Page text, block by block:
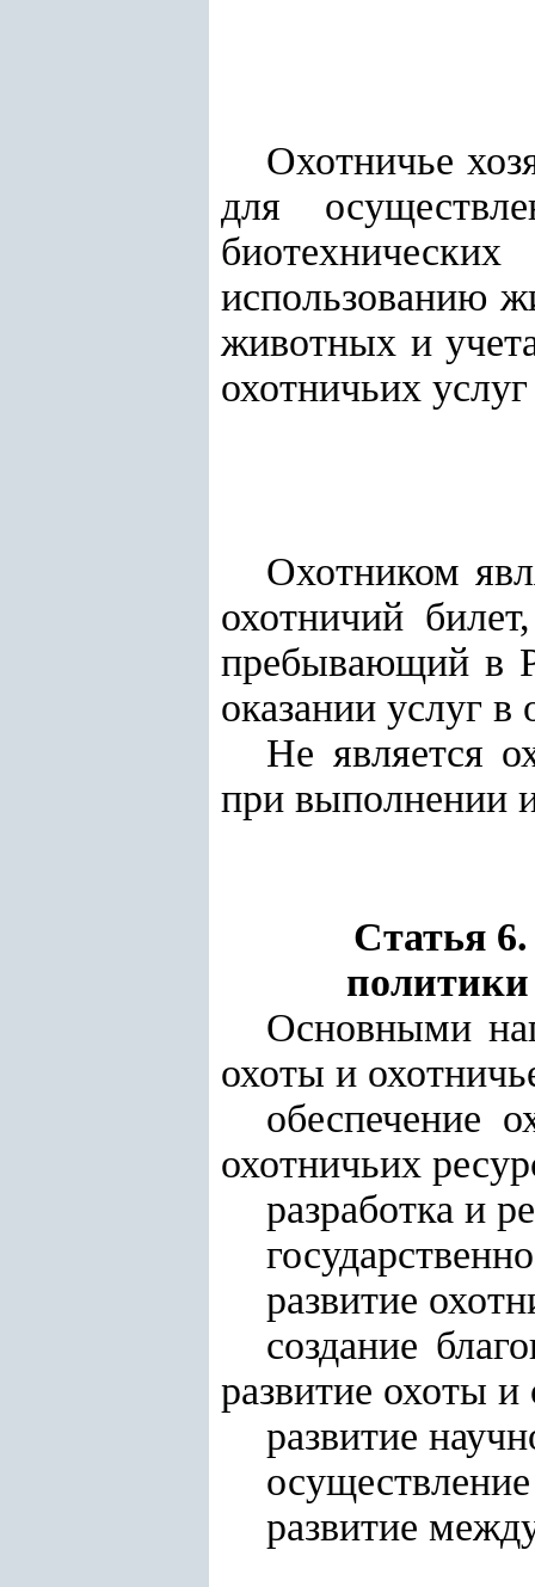
Охотничье
для
использованию
животных и
охотничьих
Охотником
охотничий
пребывающий в
оказании услуг в
Не является
при выполнении
Статья
политики
Основными
охоты и
обеспечение
охотничьих
разработка и
развитие
создание
развитие охоты и
развитие
развитие